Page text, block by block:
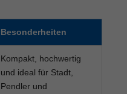
Besonderheiten
Kompakt, hochwertig
und ideal für Stadt,
Pendler und